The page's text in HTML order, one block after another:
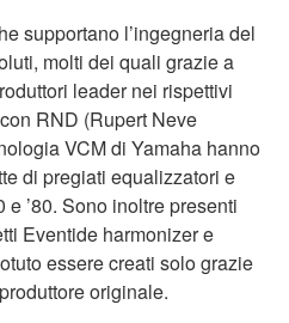
supportano l’ingegneria del
molti dei quali grazie a
leader nei rispettivi
RND (Rupert Neve
VCM di Yamaha hanno
di pregiati equalizzatori e
’80. Sono inoltre presenti
Eventide harmonizer e
essere creati solo grazie
originale.